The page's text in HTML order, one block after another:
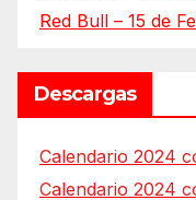
Red Bull – 15 de
Descargas
Calendario 2024
Calendario 2024